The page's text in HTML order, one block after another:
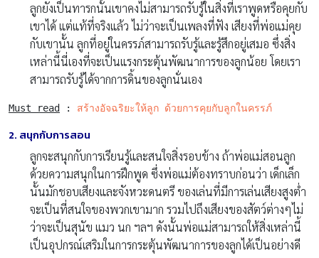
ลูกยังเป็นทารกนั้นเขาคงไม่สามารถรับรู้ในสิ่งที่เราพูดหรือคุยกับ
เขาได้ แต่แท้ที่จริงแล้ว ไม่ว่าจะเป็นเพลงที่ฟัง เสียงที่พ่อแม่คุย
กับเขานั้น ลูกที่อยู่ในครรภ์สามารถรับรู้และรู้สึกอยู่เสมอ ซึ่งสิ่ง
เหล่านี้นี่เองที่จะเป็นแรงกระตุ้นพัฒนาการของลูกน้อย โดยเรา
สามารถรับรู้ได้จากการดิ้นของลูกนั่นเอง
Must read : สร้างอัจฉริยะให้ลูก ด้วยการคุยกับลูกในครรภ์
2. สนุกกับการสอน
ลูกจะสนุกกับการเรียนรู้และสนใจสิ่งรอบข้าง ถ้าพ่อแม่สอนลูก
ด้วยความสนุกในการฝึกพูด ซึ่งพ่อแม่ต้องทราบก่อนว่า เด็กเล็ก
นั้นมักชอบเสียงและจังหวะดนตรี ของเล่นที่มีการเล่นเสียงสูงต่ำ
จะเป็นที่สนใจของพวกเขามาก รวมไปถึงเสียงของสัตว์ต่างๆไม่
ว่าจะเป็นสุนัข แมว นก ฯลฯ ดังนั้นพ่อแม่สามารถให้สิ่งเหล่านี้
เป็นอุปกรณ์เสริมในการกระตุ้นพัฒนาการของลูกได้เป็นอย่างดี